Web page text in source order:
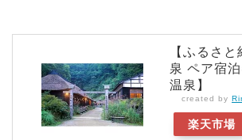
【ふるさ
泉 ペア宿
温泉】
created by
楽天市場